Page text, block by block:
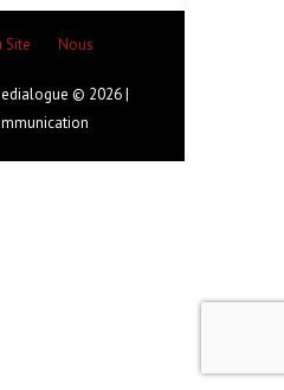
Site
Nous
© 2026 |